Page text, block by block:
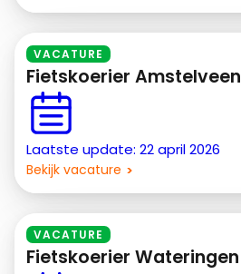
VACATURE
Fietskoerier Amstelveen
Laatste update: 22 april 2026
Bekijk vacature
VACATURE
Fietskoerier Wateringen